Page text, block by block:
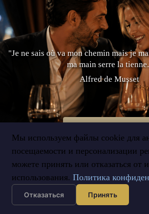
Мы используем файлы cookie для
посещаемости и персонализации
можете принять или отказаться от
использования. Политика
Отказаться Принять
"Je ne sais où va mon chemin mais je
ma main serre la
Alfred de Musset